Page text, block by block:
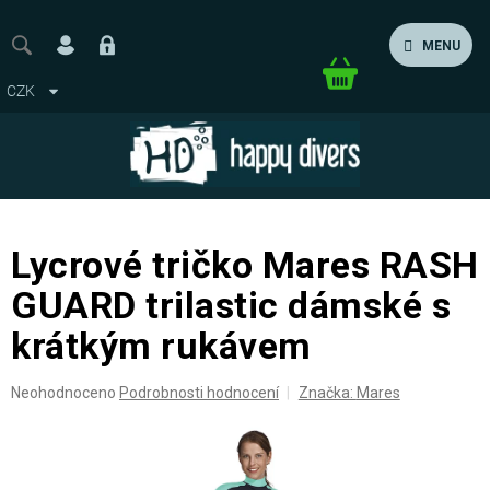
obsah
MENU
CZK
Nákupní
Lycrové tričko Mares RASH
GUARD trilastic dámské s
krátkým rukávem
Průměrné
Neohodnoceno Podrobnosti hodnocení Značka: Mares